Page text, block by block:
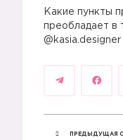
Какие пункты
преобладает в
@kasia.designer
ПРЕДЫДУЩАЯ